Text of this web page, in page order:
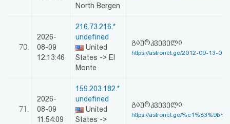
North Bergen
70.
2026-
08-09
12:13:46
216.73.216.*
undefined
United
States -> El
Monte
გაურკვეველი
https://astronet.ge/2012-09-13-03-
71.
2026-
08-09
11:54:09
159.203.182.*
undefined
United
States ->
გაურკვეველი
https://astronet.ge/